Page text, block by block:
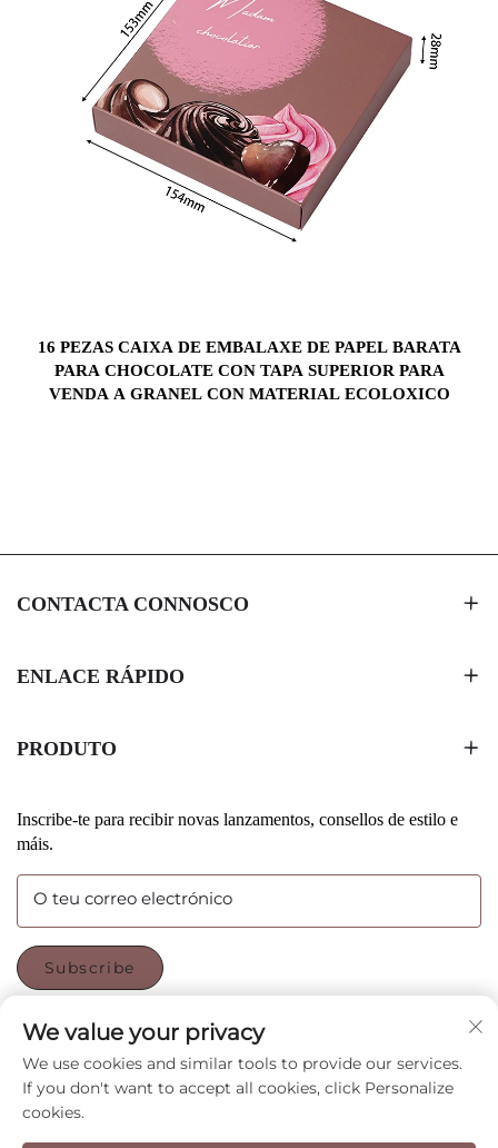
16 PEZAS CAIXA DE EMBALAXE DE PAPEL BARATA
PARA CHOCOLATE CON TAPA SUPERIOR PARA
VENDA A GRANEL CON MATERIAL ECOLOXICO
CONTACTA CONNOSCO
ENLACE RÁPIDO
PRODUTO
Inscribe-te para recibir novas lanzamentos, consellos de estilo e
máis.
O teu correo electrónico
Subscribe
SÍGUENOS
Copyright © Shenzhen CyGedin Package Ltd All Rights
We value your privacy
We use cookies and similar tools to provide our services.
If you don't want to accept all cookies, click Personalize
cookies.